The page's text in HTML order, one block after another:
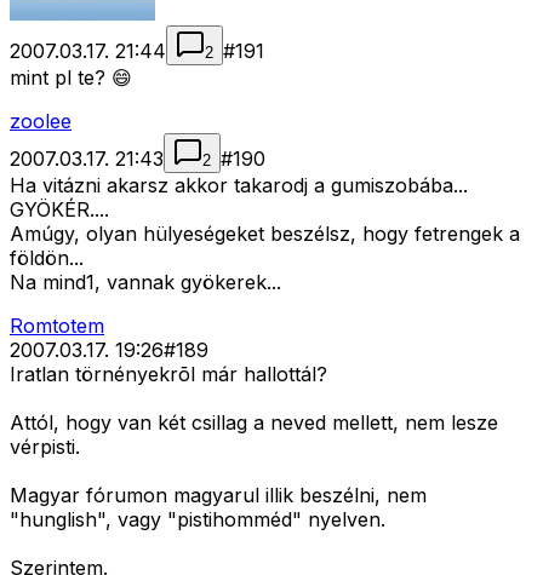
2007.03.17. 21:44 2 #191
mint pl te? 😄
zoolee
2007.03.17. 21:43
2 #190
Ha vitázni akarsz akkor takarodj a gumiszobába...
GYÖKÉR....
Amúgy, olyan hülyeségeket beszélsz, hogy fetrengek a
földön...
Na mind1, vannak gyökerek...
Romtotem
2007.03.17. 19:26#189
Iratlan törnényekrõl már hallottál?
Attól, hogy van két csillag a neved mellett, nem lesze
vérpisti.
Magyar fórumon magyarul illik beszélni, nem
"hunglish", vagy "pistihomméd" nyelven.
Szerintem.